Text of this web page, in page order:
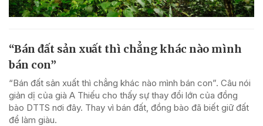
“Bán đất sản xuất thì chẳng khác nào mình
bán con”
“Bán đất sản xuất thì chẳng khác nào mình bán con”. Câu nói
giản dị của già A Thiếu cho thấy sự thay đổi lớn của đồng
bào DTTS nơi đây. Thay vì bán đất, đồng bào đã biết giữ đất
để làm giàu.